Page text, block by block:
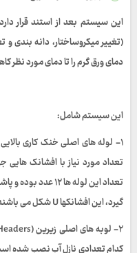
این سیستم بعد از استند قرار
(تغییر میکروساختار، دانه بندی
دمای ورق گرم را تا دمای مورد نظر
این سیستم شامل:
۱- لوله های اصلی خنک کاری بالایی
تعداد مورد نیاز با افشانک
تعداد این لوله ها۱۲عدد بوده و
گیرد، این افشانکهاUشکل می
۲- لوبه های اصلی زیرین
(Botton Headers)
کدام تعدادی نازل آب نصب شده